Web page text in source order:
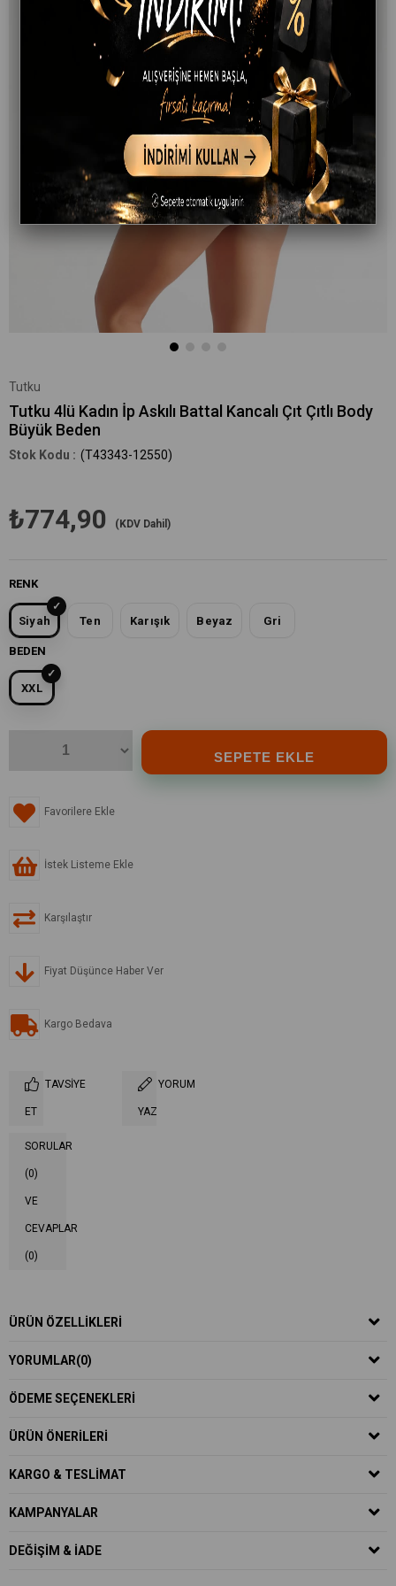
Tutku
Tutku 4lü Kadın İp Askılı Battal Kancalı Çıt Çıtlı Body
Büyük Beden
(T43343-12550)
₺774,90 (KDV Dahil)
RENK
Siyah Ten Karışık Beyaz Gri
BEDEN
XXL
Favorilere Ekle
İstek Listeme Ekle
Karşılaştır
Fiyat Düşünce Haber Ver
Kargo Bedava
TAVSIYE
ET
YORUM
YAZ
SORULAR
(0)
VE
CEVAPLAR
(0)
ÜRÜN ÖZELLIKLERI
YORUMLAR(0)
ÖDEME SEÇENEKLERI
ÜRÜN ÖNERILERI
KARGO & TESLIMAT
KAMPANYALAR
DEĞIŞIM & İADE